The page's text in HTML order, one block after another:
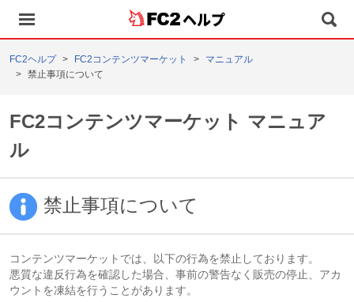
ヘルプ
FC2ヘルプ FC2コンテンツマーケット
マニュアル
禁止事項について
FC2コンテンツマーケット マニュア
ル
禁止事項について
コンテンツマーケットでは、以下の行為を禁止しております。
悪質な違反行為を確認した場合、事前の警告なく販売の停止、アカ
ウントを凍結を行うことがあります。